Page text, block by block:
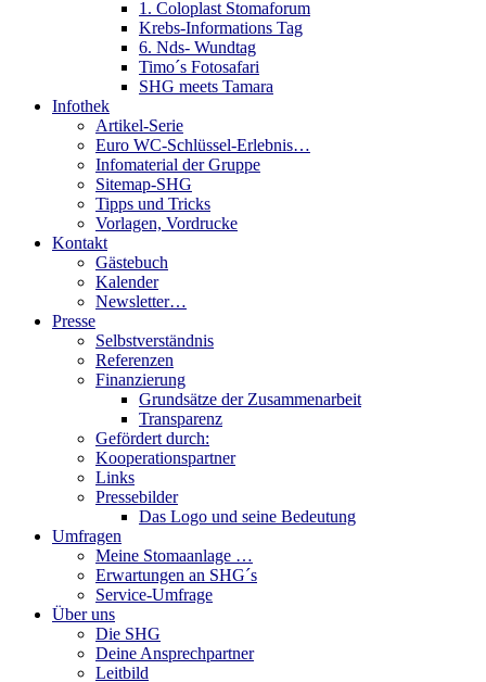
1. Coloplast Stomaforum
Krebs-Informations Tag
6. Nds- Wundtag
Timo´s Fotosafari
SHG meets Tamara
Infothek
Artikel-Serie
Euro WC-Schlüssel-Erlebnis…
Infomaterial der Gruppe
Sitemap-SHG
Tipps und Tricks
Vorlagen, Vordrucke
Kontakt
Gästebuch
Kalender
Newsletter…
Presse
Selbstverständnis
Referenzen
Finanzierung
Grundsätze der Zusammenarbeit
Transparenz
Gefördert durch:
Kooperationspartner
Links
Pressebilder
Das Logo und seine Bedeutung
Umfragen
Meine Stomaanlage …
Erwartungen an SHG´s
Service-Umfrage
Über uns
Die SHG
Deine Ansprechpartner
Leitbild